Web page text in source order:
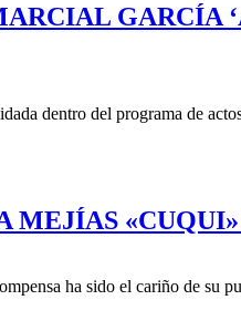
GARCÍA
dentro del programa de
ha sido el cariño de su